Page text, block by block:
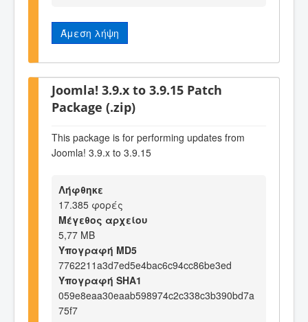
Άμεση λήψη
Joomla! 3.9.x to 3.9.15 Patch
Package (.zip)
This package is for performing updates from
Joomla! 3.9.x to 3.9.15
Λήφθηκε
17.385 φορές
Μέγεθος αρχείου
5,77 MB
Υπογραφή MD5
7762211a3d7ed5e4bac6c94cc86be3ed
Υπογραφή SHA1
059e8eaa30eaab598974c2c338c3b390bd7a
75f7